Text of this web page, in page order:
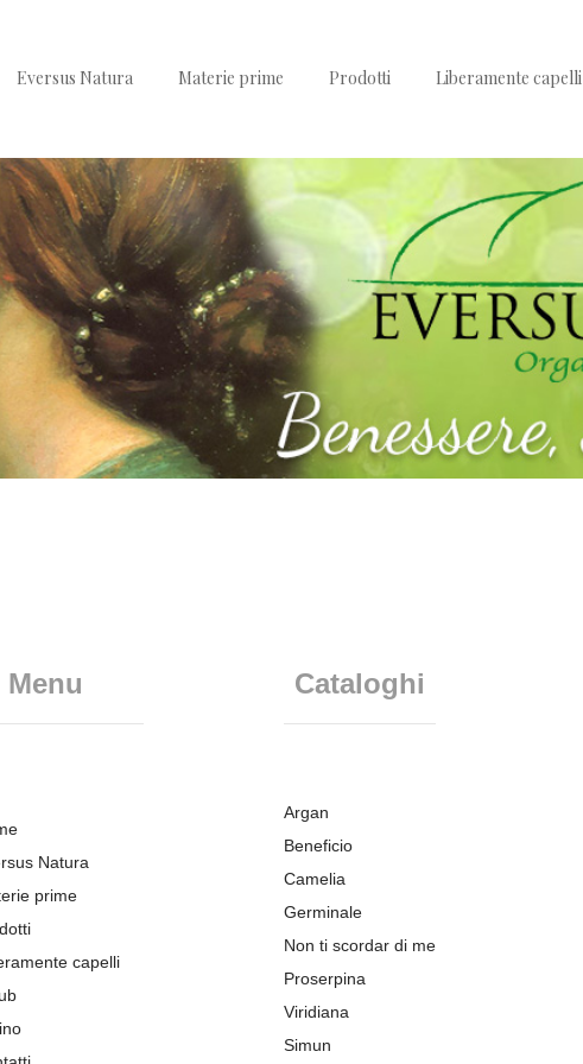
Eversus Natura Materie prime Prodotti Liberamente capelli
Menu
Natura
prime
capelli
Cataloghi
Argan
Beneficio
Camelia
Germinale
Non ti scordar di me
Proserpina
Viridiana
Simun